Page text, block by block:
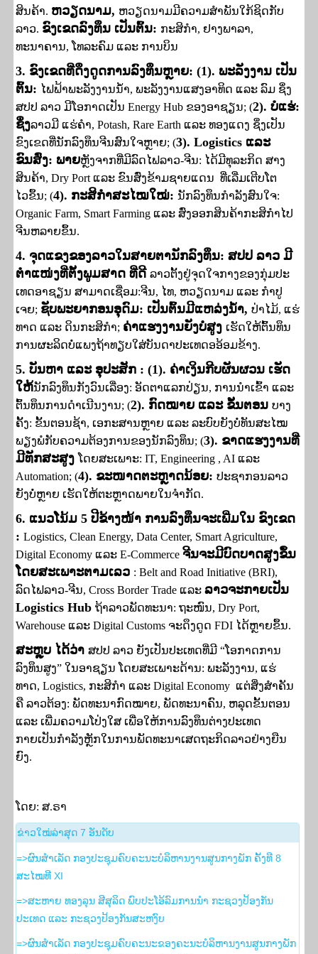
ສິນຄ້າ. ຫວຽດນາມ, ຫວຽດນາມມີຄວາມສຳພັນໃກ້ຊິດກັບ
ລາວ. ຂົງເຂດລົງທຶນ ເປັນ​ຕົ້ນ: ກະສິກຳ, ຢາງພາລາ,
ທະນາຄານ, ໂທລະຄົມ ແລະ ການບິນ
3. ຂົງເຂດທີ່ດຶງດູດການລົງທຶນຫຼາຍ: (1). ພະລັງງານ ເປັນ​
ຕົ້ນ: ໄຟຟ້າພະ​ລັງ​ງານນ້ຳ, ພະລັງງານແສງອາທິດ ແລະ ລົມ ຊຶ່ງ
ສ​ປ​ປ ລາວ ມີໂອກາດເປັນ Energy Hub ຂອງອາຊຽນ; (2). ບໍ​ແຮ່:
ຊຶ່ງລາວມີ ແຮ່​ຄຳ, Potash, Rare Earth ແລະ ທອງ​ແດງ ຊຶ່ງ​ເປັນ
ຂົງເຂດທີ່ນັກລົງທຶນຈີນສົນໃຈຫຼາຍ; (3). Logistics ແລະ
ຂົນສົ່ງ: ພາຍຫຼັງຈາກທີ່ມີລົດໄຟລາວ-ຈີນ: ໄດ້​ມີ​ທຸ​ລະ​ກິດ ສາງ
ສິນຄ້າ, Dry Port ແລະ ຂົນສົ່ງຂ້າມຊາຍແດນ ທີ່ເລີ່ມເຕີບໂຕ
ໄວຂຶ້ນ; (4). ກະສິກຳສະໄໝໃໝ່: ນັກລົງທຶນກຳລັງສົນໃຈ:
Organic Farm, Smart Farming ແລະ ສົ່ງອອກສິນ​ຄ້າກະສິກຳໄປ
ຈີນ​ຫລາຍ​ຂຶ້ນ.
4. ຈຸດແຂງຂອງລາວໃນສາຍຕານັກລົງທຶນ: ສ​ປ​ປ ລາວ ມີ​
ຕຳແໜ່ງທີ່​ຕັ້ງພູມສາດ ທີ່ດີ ລາວຕັ້ງຢູ່​ຈຸດ​ໃຈກາງ​ຂອງ​ກຸ່ມ​ປະ​
ເທດອາຊຽນ ​ສາ​ມາດເຊື່ອມ:ຈີນ, ໄທ, ຫວຽດນາມ ແລະ ກຳ​ປູ​
ເຈຍ; ຊັບພະຍາກອນອຸດົມ: ເປັນ​ຕົ້ນ​ມີ​ແຫລ່ງ​ນ້ຳ, ປ່າໄມ້, ແຮ່
ທາດ ແລະ ດິນກະສິກຳ; ຄ່າແຮງງານຍັງບໍ່ສູງ ເຮັດໃຫ້ຕົ້ນທຶນ
ການຜະລິດບໍ່ແພງຖ້າ​ທຽບ​ໃສ່​ບັນ​ດາ​ປະ​ເທດອ​ອ້ອມ​ຂ້າງ.
5. ບັນຫາ ແລະ ອຸປະສັກ : (1). ຄ່າເງິນກີບຜັນຜວນ ເຮັດ​
ໃຫ້ນັກລົງທຶນກັງວົນເລື່ອງ: ອັດຕາແລກປ່ຽນ, ການນຳເຂົ້າ ແລະ
ຕົ້ນທຶນການດຳເນີນງານ; (2). ກົດໝາຍ ແລະ ຂັ້ນຕອນ ບາງ
ຄັ້ງ: ຂັ້ນຕອນຊ້າ, ເອກະສານຫຼາຍ ແລະ ລະບົບຍັງບໍ່ທັນສະໄໝ
ພຽງ​ພໍ​ກັບ​ຄວາມ​ຕ້ອງ​ການ​ຂອງ​ນັກ​ລົງ​ທຶນ; (3). ຂາດແຮງງານທີ່​
ມີທັກສະສູງໂດຍສະເພາະ: IT, Engineering , AI ແລະ
Automation; (4). ຂະໜາດຕະຫຼາດນ້ອຍ: ປະຊາກອນລາວ
ຍັງບໍ່ຫຼາຍ ເຮັດໃຫ້ຕະຫຼາດພາຍໃນຈຳກັດ.
6. ແນວໂນ້ມ 5 ປີຂ້າງໜ້າ ການລົງທຶນຈະເພີ່ມໃນ ຂົງ​ເຂດ
: Logistics, Clean Energy, Data Center, Smart Agriculture,
Digital Economy ແລະ E-Commerce ຈີນຈະມີບົດບາດສູງຂຶ້ນ
ໂດຍ​ສະ​ເພາະ​ຕາມ​ເລວ : Belt and Road Initiative (BRI),
ລົດໄຟລາວ-ຈີນ, Cross Border Trade ແລະ ລາວຈະກາຍເປັນ
Logistics Hub ຖ້າລາວພັດທະນາ: ຖະໜົນ, Dry Port,
Warehouse ແລະ Digital Customs ຈະດຶງດູດ FDI ໄດ້ຫຼາຍຂຶ້ນ.
ສະຫຼຸບ ໄດ້​ວ່າ ສປປ ລາວ ຍັງເປັນປະເທດທີ່ມີ “ໂອກາດການ
ລົງທຶນສູງ” ໃນອາຊຽນ ໂດຍສະເພາະດ້ານ: ພະລັງງານ, ແຮ່
ທາດ, Logistics, ກະສິກຳ ແລະ Digital Economy ແຕ່ສິ່ງສຳຄັນ
ຄື ລາວຕ້ອງ: ພັດທະນາກົດໝາຍ, ພັດທະນາຄົນ, ຫລຸດຂັ້ນຕອນ
ແລະ ເພີ່ມຄວາມໂປ່ງໃສ ເພື່ອໃຫ້ການລົງທຶນຕ່າງປະເທດ
ກາຍເປັນກຳລັງຫຼັກໃນການພັດທະນາເສດຖະກິດລາວຢ່າງຍືນ
ຍົງ.
ໂດຍ: ສ.ຣາ
​ຂ່າວ​ໃໝ່​ລ່າ​ສຸດ 7 ອັນ​ດັບ
=>ຜົນສໍາເລັດ ກອງປະຊຸມຄົບຄະນະບໍລິຫານງານສູນກາງພັກ ຄັ້ງທີ 8
ສະໄໝທີ XI
=>ສະຫາຍ ທອງລຸນ ສີສຸລິດ ພົບປະໂອ້ລົມການນຳ ກະຊວງປ້ອງກັນ
ປະເທດ ແລະ ກະຊວງປ້ອງກັນສະຫງົບ
=>ຜົນສຳເລັດ ກອງປະຊຸມຄົບຄະນະຂອງຄະນະບໍລິຫານງານສູນກາງພັກ